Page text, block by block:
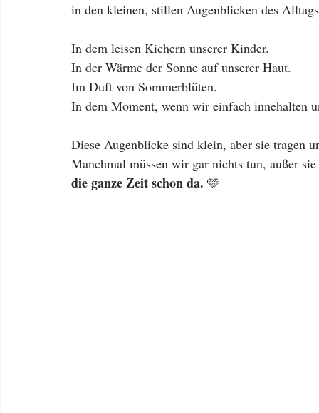
in den kleinen, stillen Augenblicken des
In dem leisen Kichern unserer Kinder.
In der Wärme der Sonne auf unserer Haut.
Im Duft von Sommerblüten.
In dem Moment, wenn wir einfach innehalten
Diese Augenblicke sind klein, aber sie tragen
Manchmal müssen wir gar nichts tun, außer
die ganze Zeit schon da. 🩷